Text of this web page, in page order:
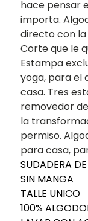
hace pensar
importa.
directo con la
Corte que le
Estampa
yoga, para el
casa. Tres
removedor
la
permiso.
para casa,
SUDADERA
SIN MANGA
TALLE UNICO
100%